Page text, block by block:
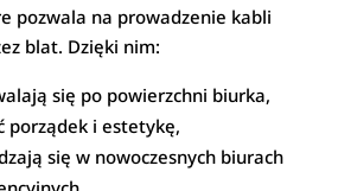
pozwala na prowadzenie kabli
blat. Dzięki nim:
się po powierzchni biurka,
porządek i estetykę,
się w nowoczesnych biurach